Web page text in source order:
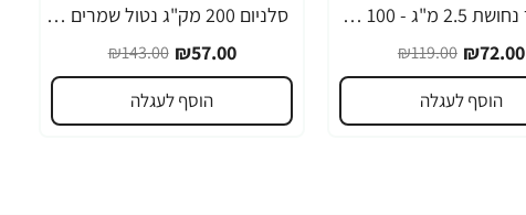
סולגאר נחושת 2.5 מ"ג - 100 טבליות מבית SOLGAR
₪72.00
₪119.00
הוסף לעגלה
-60%
סלניום 200 מק"ג נטול שמרים (סלנו 6) סולגאר - 100 טבליות מבית SOLGAR
₪57.00
₪143.00
הוסף לעגלה